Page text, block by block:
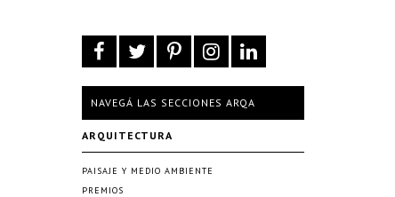
NAVEGÁ LAS SECCIONES ARQA
ARQUITECTURA
PAISAJE Y MEDIO AMBIENTE
PREMIOS